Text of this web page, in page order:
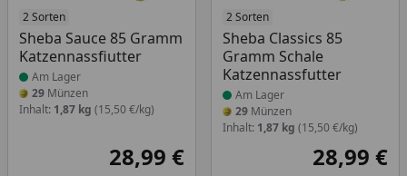
2 Sorten
Sheba Sauce 85 Gramm
Katzennassfiutter
Produkt am Lager
Am Lager
29 Münzen
Inhalt: 1,87 kg (15,50 €/kg)
Aktueller Preis
28,99 €
2 Sorten
Sheba Classics 85
Gramm Schale
Katzennassfutter
Produkt am Lager
Am Lager
29 Münzen
Inhalt: 1,87 kg (15,50 €/kg)
28,99 €